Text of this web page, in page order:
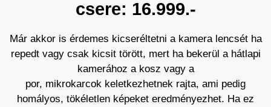
csere: 16.999.-
Már akkor is érdemes kicseréltetni a kamera lencsét ha
repedt vagy csak kicsit törött, mert ha bekerül a hátlapi
kamerához a kosz vagy a
por, mikrokarcok keletkezhetnek rajta, ami pedig
homályos, tökéletlen képeket eredményezhet. Ha ez